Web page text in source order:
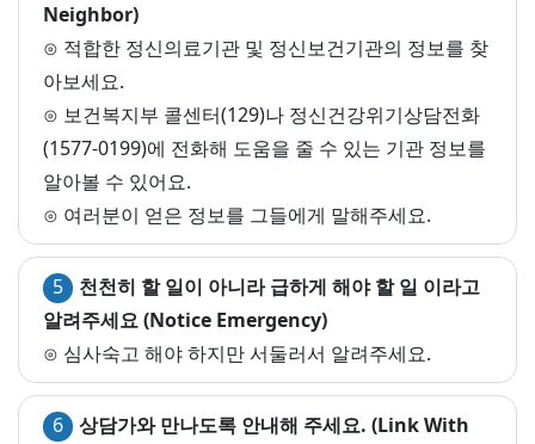
Neighbor)
⊙ 적합한 정신의료기관 및 정신보건기관의 정보를 찾
아보세요.
⊙ 보건복지부 콜센터(129)나 정신건강위기상담전화
(1577-0199)에 전화해 도움을 줄 수 있는 기관 정보를
알아볼 수 있어요.
⊙ 여러분이 얻은 정보를 그들에게 말해주세요.
5
천천히 할 일이 아니라 급하게 해야 할 일 이라고
알려주세요 (Notice Emergency)
⊙ 심사숙고 해야 하지만 서둘러서 알려주세요.
6 상담가와 만나도록 안내해 주세요. (Link With